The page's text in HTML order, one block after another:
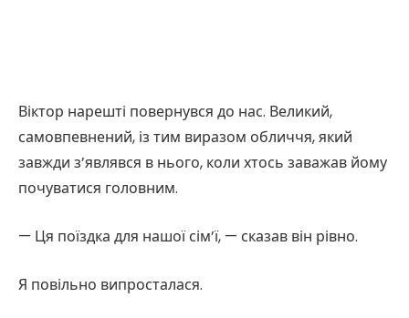
Віктор нарешті повернувся до нас. Великий,
самовпевнений, із тим виразом обличчя, який
завжди з’являвся в нього, коли хтось заважав йому
почуватися головним.
— Ця поїздка для нашої сім’ї, — сказав він рівно.
Я повільно випросталася.